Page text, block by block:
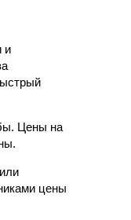
и
Цены на
цены